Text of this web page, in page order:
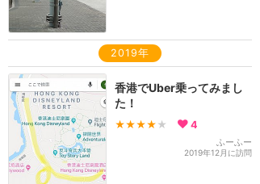
2019年
香港でUber乗ってみまし
た！
★★★★ ★ 4
ふーふー
2019年12月に訪問